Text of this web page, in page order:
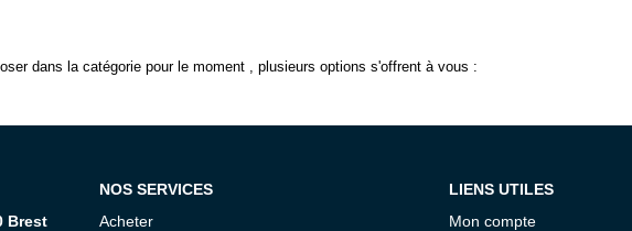
dans la catégorie pour le moment , plusieurs options s'offrent à vous :
Brest
NOS SERVICES
Acheter
LIENS UTILES
Mon compte